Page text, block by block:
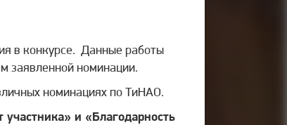
в конкурсе. Данные работы
заявленной номинации.
номинациях по ТиНАО.
и «Благодарность